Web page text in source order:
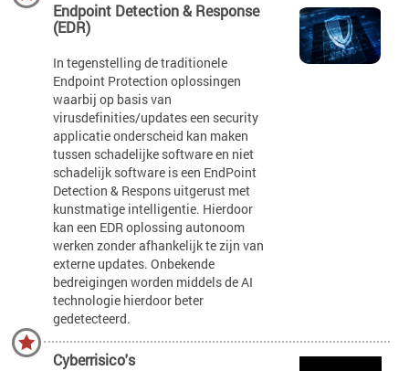
Endpoint Detection & Response
(EDR)
In tegenstelling de traditionele
Endpoint Protection oplossingen
waarbij op basis van
virusdefinities/updates een security
applicatie onderscheid kan maken
tussen schadelijke software en niet
schadelijk software is een EndPoint
Detection & Respons uitgerust met
kunstmatige intelligentie. Hierdoor
kan een EDR oplossing autonoom
werken zonder afhankelijk te zijn van
externe updates. Onbekende
bedreigingen worden middels de AI
technologie hierdoor beter
gedetecteerd.
Cyberrisico's